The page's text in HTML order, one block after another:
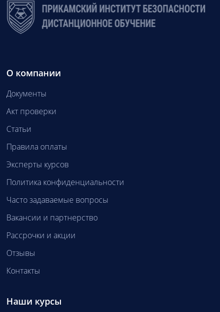
О компании
Документы
Акт проверки
Статьи
Правила оплаты
Эксперты курсов
Политика конфиденциальности
Часто задаваемые вопросы
Вакансии и партнерство
Рассрочки и акции
Отзывы
Контакты
Наши курсы